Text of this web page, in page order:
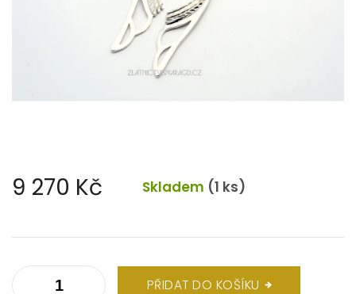
9 270 Kč Skladem (1 ks)
PŘIDAT DO KOŠÍKU